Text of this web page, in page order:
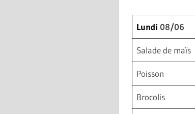
Lundi 08/06
Salade de maïs
Poisson
Brocolis